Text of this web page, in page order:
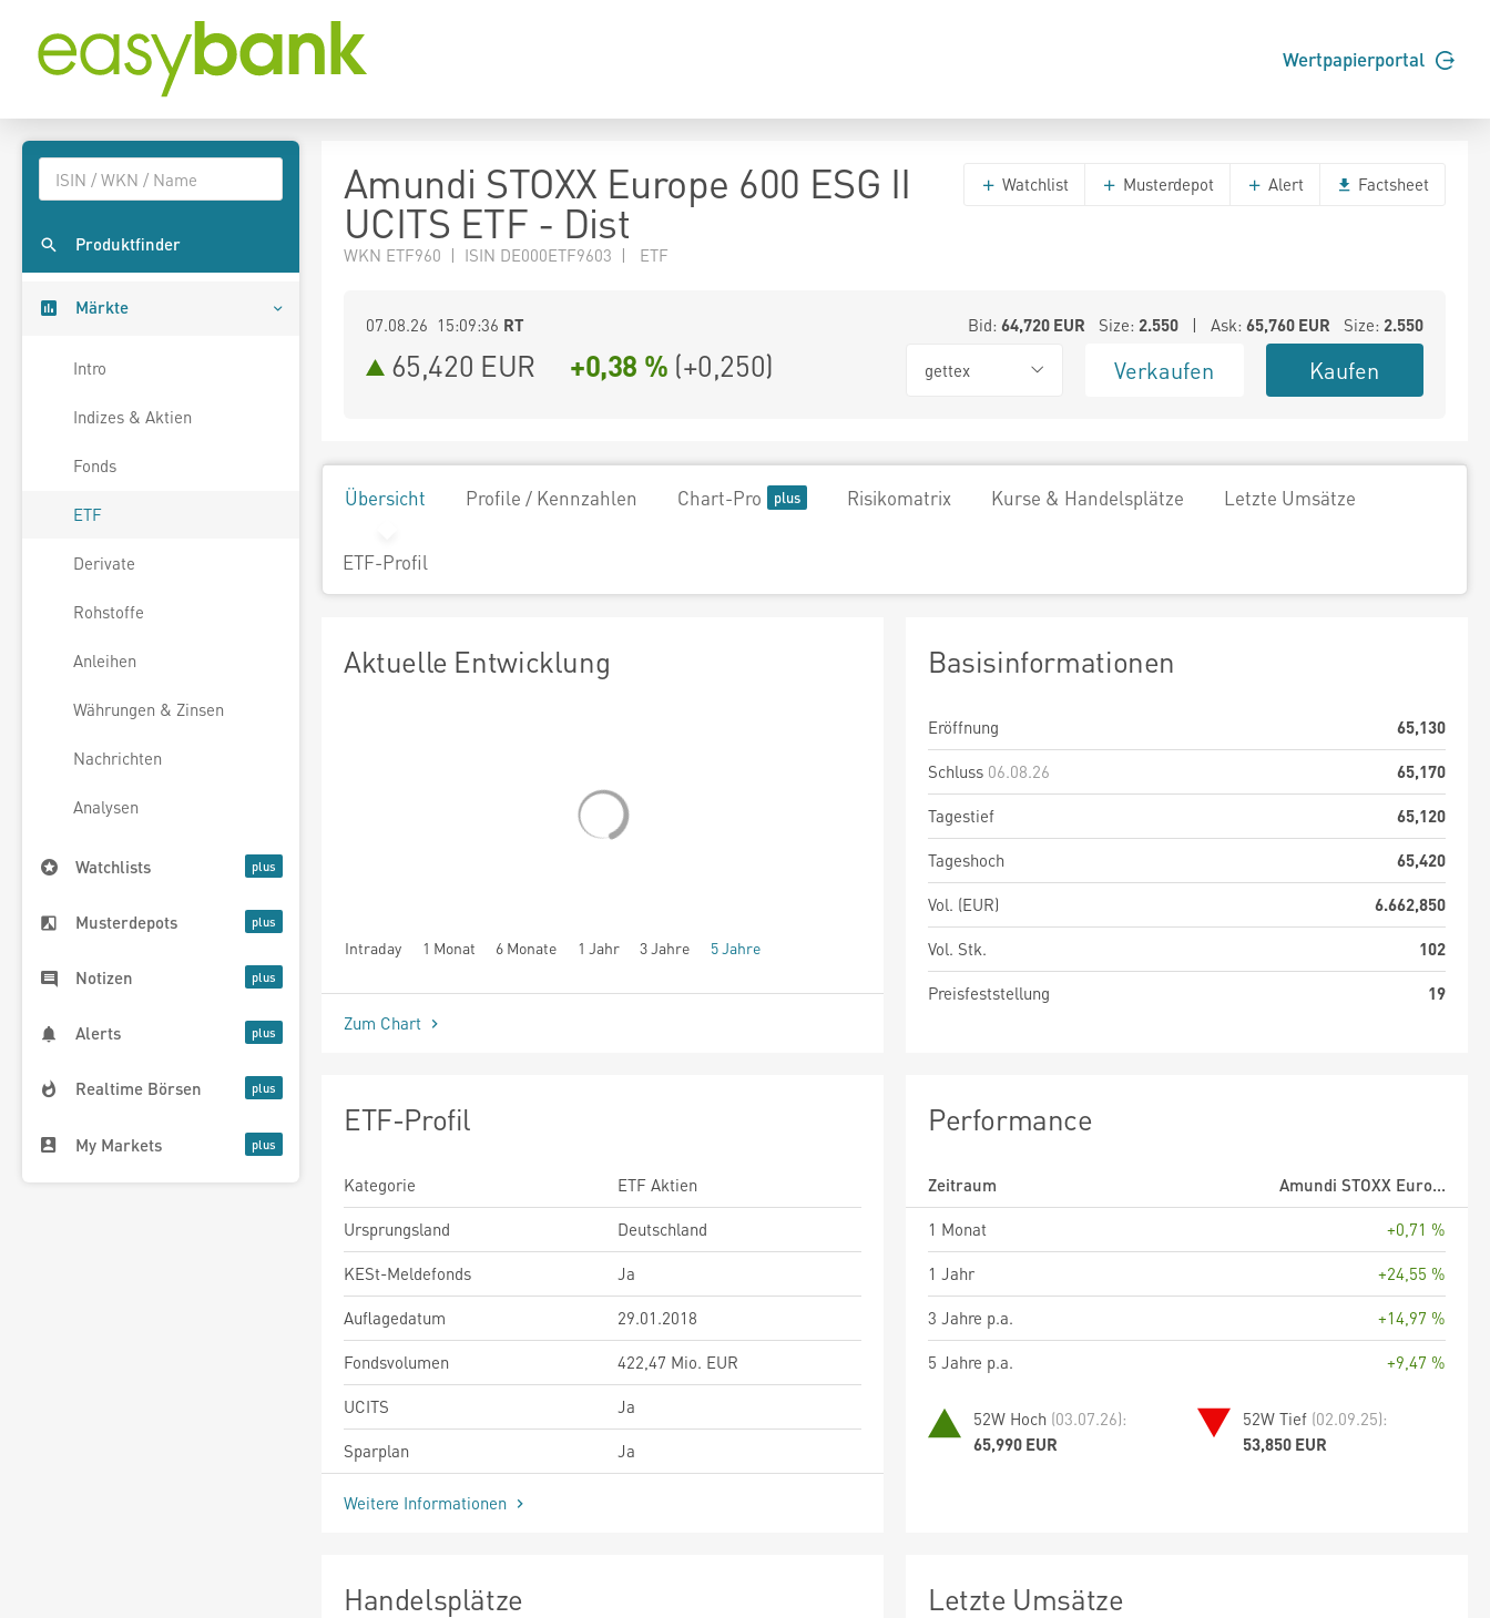
Wertpapierportal
Produktfinder
Märkte
Intro
Indizes & Aktien
Fonds
ETF
Derivate
Rohstoffe
Anleihen
Währungen & Zinsen
Nachrichten
Analysen
Watchlists
Musterdepots
Notizen
Alerts
Realtime Börsen
My Markets
Amundi STOXX Europe 600 ESG II
UCITS ETF - Dist
WKN ETF960 | ISIN DE000ETF9603 | ETF
Watchlist Musterdepot Alert Factsheet
07.08.26 15:09:36 RT Bid: 64,720EUR Size: 2.550| Ask: 65,760EUR Size: 2.550
65,420 EUR +0,38 % (+0,250) gettex Verkaufen Kaufen
Übersicht Profile / Kennzahlen Chart-Pro Risikomatrix Kurse & Handelsplätze Letzte Umsätze
ETF-Profil
Aktuelle Entwicklung
Intraday 1 Monat 6 Monate 1 Jahr 3 Jahre 5 Jahre
seit Beginn
Zum Chart
Basisinformationen
Eröffnung
65,130
Schluss 06.08.26
65,170
Tagestief
65,120
Tageshoch
65,420
Vol. (EUR)
6.662,850
Vol. Stk.
102
Preisfeststellung
19
ETF-Profil
Kategorie
ETF Aktien
Ursprungsland
Deutschland
KESt-Meldefonds
Ja
Auflagedatum
29.01.2018
Fondsvolumen
422,47 Mio. EUR
UCITS
Ja
Sparplan
Ja
Weitere Informationen
Performance
Zeitraum
Amundi STOXX Euro...
1 Monat
+0,71 %
1 Jahr
+24,55 %
3 Jahre p.a.
+14,97 %
5 Jahre p.a.
+9,47 %
52W Hoch (03.07.26):
65,990 EUR
52W Tief (02.09.25):
53,850 EUR
Handelsplätze Letzte Umsätze